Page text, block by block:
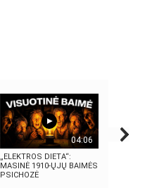
04:06
„ELEKTROS DIETA“:
MASINĖ 1910-ŲJŲ BAIMĖS
PSICHOZĖ